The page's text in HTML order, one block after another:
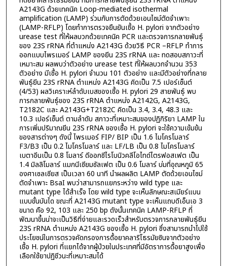
A2143G ด้วยเทคนิค Loop-mediated isothermal
amplification (LAMP) ร่วมกับการตัดด้วยเอนไซม์ตัดจำเพาะ
(LAMP-RFLP) โดยทำการตรวจยืนยันเชื้อ H. pylori จากตัวอย่าง
urease test ที่ให้ผลบวกด้วยเทคนิค PCR และตรวจการกลายพันธุ์
ของ 23S rRNA ที่ตำแหน่ง A2143G ด้วยวิธี PCR –RFLP ทำการ
ออกแบบไพรเมอร์ LAMP ของยีน 23S rRNA และ ทดสอบสภาวะที่
เหมาะสม ผลพบว่าตัวอย่าง urease test ที่ให้ผลบวกจำนวน 353
ตัวอย่าง มีเชื้อ H. pylori จำนวน 101 ตัวอย่าง และมีตัวอย่างที่กลาย
พันธุ์ยีน 23S rRNA ตำแหน่ง A2143G คิดเป็น 7.5 เปอร์เซ็นต์
(4/53) ผลวิเคราะห์ลำดับเบสของเชื้อ H. pylori 29 สายพันธุ์ พบ
การกลายพันธุ์ของ 23S rRNA ตำแหน่ง A2142G, A2143G,
T2182C และ A2143G+T2182C คิดเป็น 3.4, 3.4, 48.3 และ
10.3 เปอร์เซ็นต์ ตามลำดับ สภาวะที่เหมาะสมของปฏิกิริยา LAMP ใน
การเพิ่มปริมาณยีน 23S rRNA ของเชื้อ H. pylori จะใช้ความเข้มข้น
ของสารต่างๆ ดังนี้ ไพรเมอร์ FIP/ BIP เป็น 1.6 ไมโครโมลาร์
F3/B3 เป็น 0.2 ไมโครโมลาร์ และ LF/LB เป็น 0.8 ไมโครโมลาร์
เบตาอีนเป็น 0.8 โมลาร์ ดีออกซีไรโบนิวคลีโอไทด์ไตรฟอสเฟต เป็น
1.4 มิลลิโมลาร์ แมกนีเซียมซัลเฟต เป็น 0.6 โมลาร์ บ่มที่อุณหภูมิ 65
องศาเซลเซียส เป็นเวลา 60 นาที นำผลผลิต LAMP ตัดด้วยเอนไซม์
ตัดจำเพาะ BsaI พบว่าสามารถแยกระหว่าง wild type และ
mutant type ได้สำเร็จ โดย wild type จะเห็นลักษณะสเมียร์แบน
แบบขั้นบันได ขณะที่ A2143G mutant type จะเห็นแถบดีเอ็นเอ 3
ขนาด คือ 92, 103 และ 250 bp ดังนั้นเทคนิค LAMP-RFLP ที่
พัฒนาขึ้นน่าจะเป็นวิธีที่ง่ายและรวดเร็วสำหรับตรวจการกลายพันธุ์ยีน
23S rRNA ตำแหน่ง A2143G ของเชื้อ H. pylori ซึ่งสามารถนำไปใช้
ประโยชน์ในการตรวจคัดกรองการดื้อยาคลาริโธรมัยซินจากตัวอย่าง
เชื้อ H. pylori ที่แยกได้จากผู้ป่วยในประเทศที่มีอัตราการดื้อยาสูงเพื่อ
เลือกใช้ยาปฏิชีวนะที่เหมาะสมได้